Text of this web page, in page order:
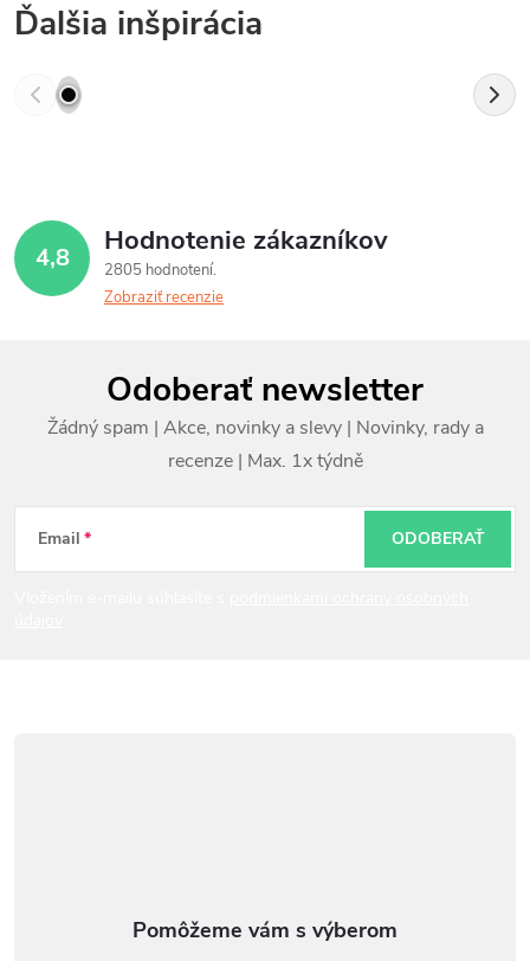
Ďalšia inšpirácia
4,8 Hodnotenie zákazníkov
2805 hodnotení
Zobraziť recenzie
ä
Odoberať newsletter
Email ODOBERAŤ